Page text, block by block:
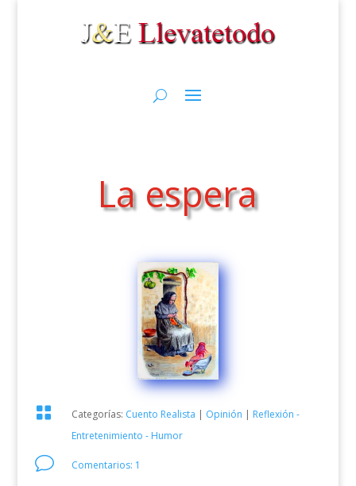
La espera
 Categorías: Cuento Realista | Opinión | Reflexión -
Entretenimiento - Humor
v Comentarios: 1